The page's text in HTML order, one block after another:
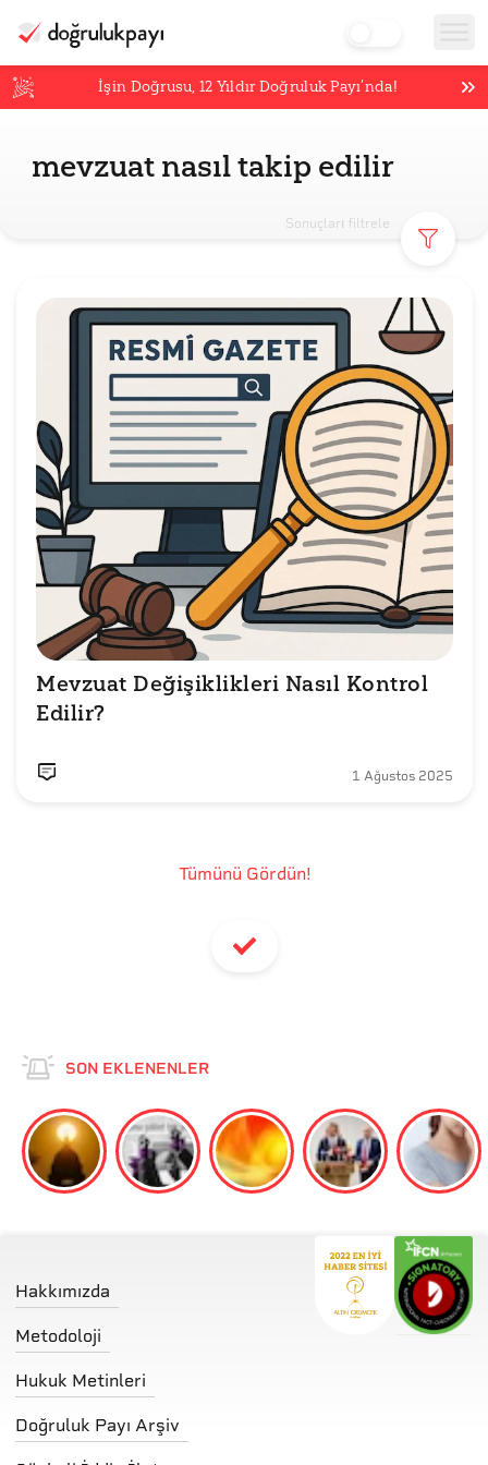
İşin Doğrusu,12 Yıldır Doğruluk Payı’nda!
mevzuat nasıl takip edilir
Sonuçları filtrele
Mevzuat Değişiklikleri Nasıl Kontrol
1 Ağustos 2025
Tümünü Gördün!
SON EKLENENLER
Hakkımızda
Metodoloji
Hukuk Metinleri
Doğruluk Payı Arşiv